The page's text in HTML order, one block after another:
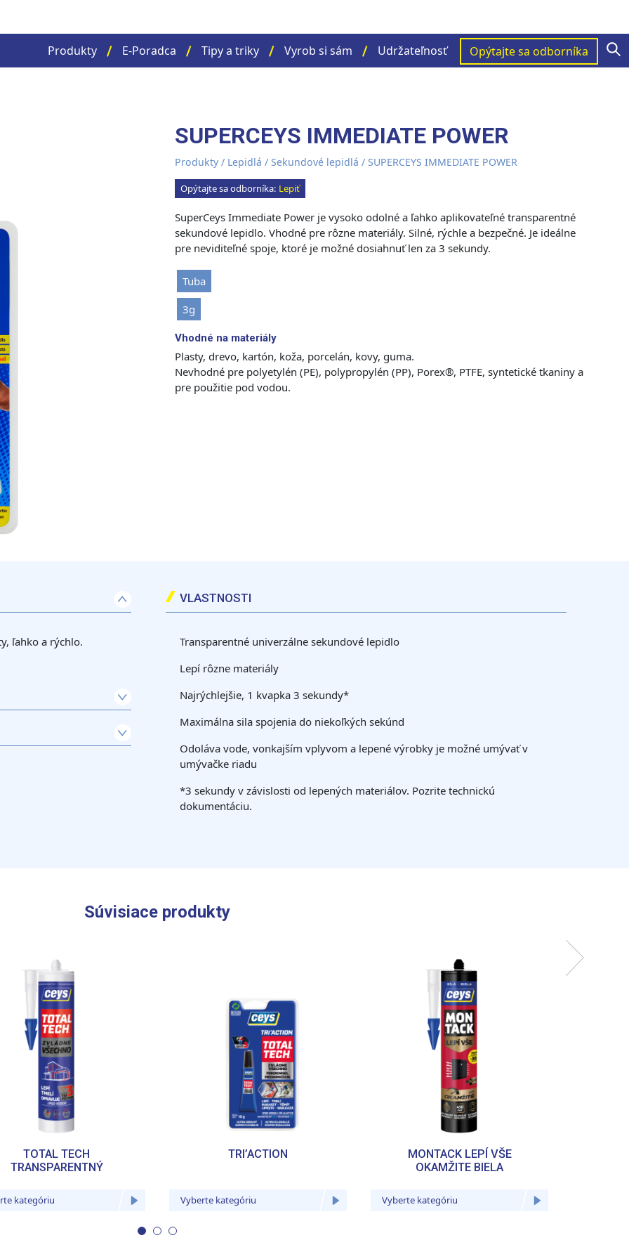
Produkty E-Poradca Tipy a triky Vyrob si sám Udržateľnosť Opýtajte sa odborníka
SUPERCEYS IMMEDIATE POWER
Produkty/ Lepidlá / Sekundové lepidlá / SUPERCEYS IMMEDIATE POWER
Opýtajte sa odborníka: Lepiť
SuperCeys Immediate Power je vysoko odolné a ľahko aplikovateľné transparentné
sekundové lepidlo. Vhodné pre rôzne materiály. Silné, rýchle a bezpečné. Je ideálne
pre neviditeľné spoje, ktoré je možné dosiahnuť len za 3 sekundy.
Tuba
3g
Vhodné na materiály
Plasty, drevo, kartón, koža, porcelán, kovy, guma.
Nevhodné pre polyetylén (PE), polypropylén (PP), Porex®, PTFE, syntetické tkaniny a
pre použitie pod vodou.
ľahko a rýchlo.
VLASTNOSTI
Transparentné univerzálne sekundové lepidlo
Lepí rôzne materiály
Najrýchlejšie, 1 kvapka 3 sekundy*
Maximálna sila spojenia do niekoľkých sekúnd
Odoláva vode, vonkajším vplyvom a lepené výrobky je možné umývať v
umývačke riadu
*3 sekundy v závislosti od lepených materiálov. Pozrite technickú
dokumentáciu.
Súvisiace produkty
TOTAL TECH
TRANSPARENTNÝ
kategóriu
TRI’ACTION
Vyberte kategóriu
MONTACK LEPÍ VŠE
OKAMŽITE BIELA
Vyberte kategóriu